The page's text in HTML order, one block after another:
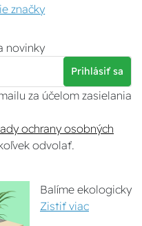
značky
novinky
Prihlásiť sa
za účelom zasielania
ochrany osobných
odvolať.
Balíme ekologicky
Zistiť viac